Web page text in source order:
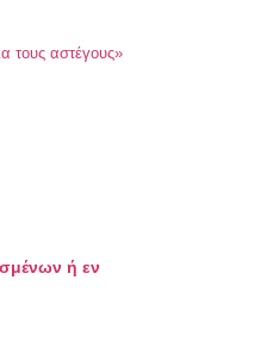
τους αστέγους»
ή εν